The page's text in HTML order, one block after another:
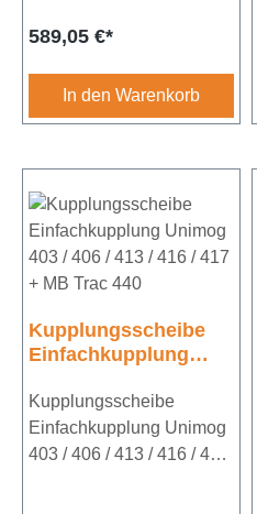
Achtung: Der Artikel muss
eingesendet werden.
Regulärer Preis:
589,05 €*
In den Warenkorb
Kupplungsscheibe
Einfachkupplung
413 / 416 / 417 + MB
Trac 440
Kupplungsscheibe
Einfachkupplung Unimog
403 / 406 / 413 / 416 / 417